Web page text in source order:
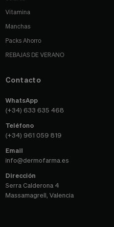
Vitamina
Manchas
Packs Ahorro
REBAJAS DE VERANO
Contacto
WhatsApp
(+34) 633 635 468
Teléfono
(+34) 961 059 819
Email
info@dermofarma.es
Dirección
Serra Calderona 4
Massamagrell, Valencia